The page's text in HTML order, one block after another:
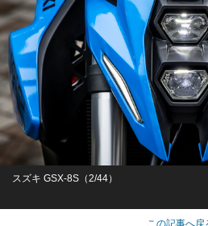
スズキ GSX-8S（2/44）
この記事へ戻